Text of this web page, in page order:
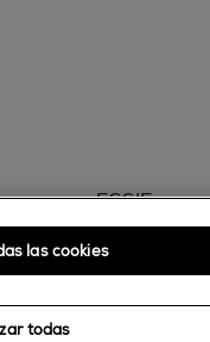
ESSIE
d’Alsace – 92300
FRANCE
todas
las cookies